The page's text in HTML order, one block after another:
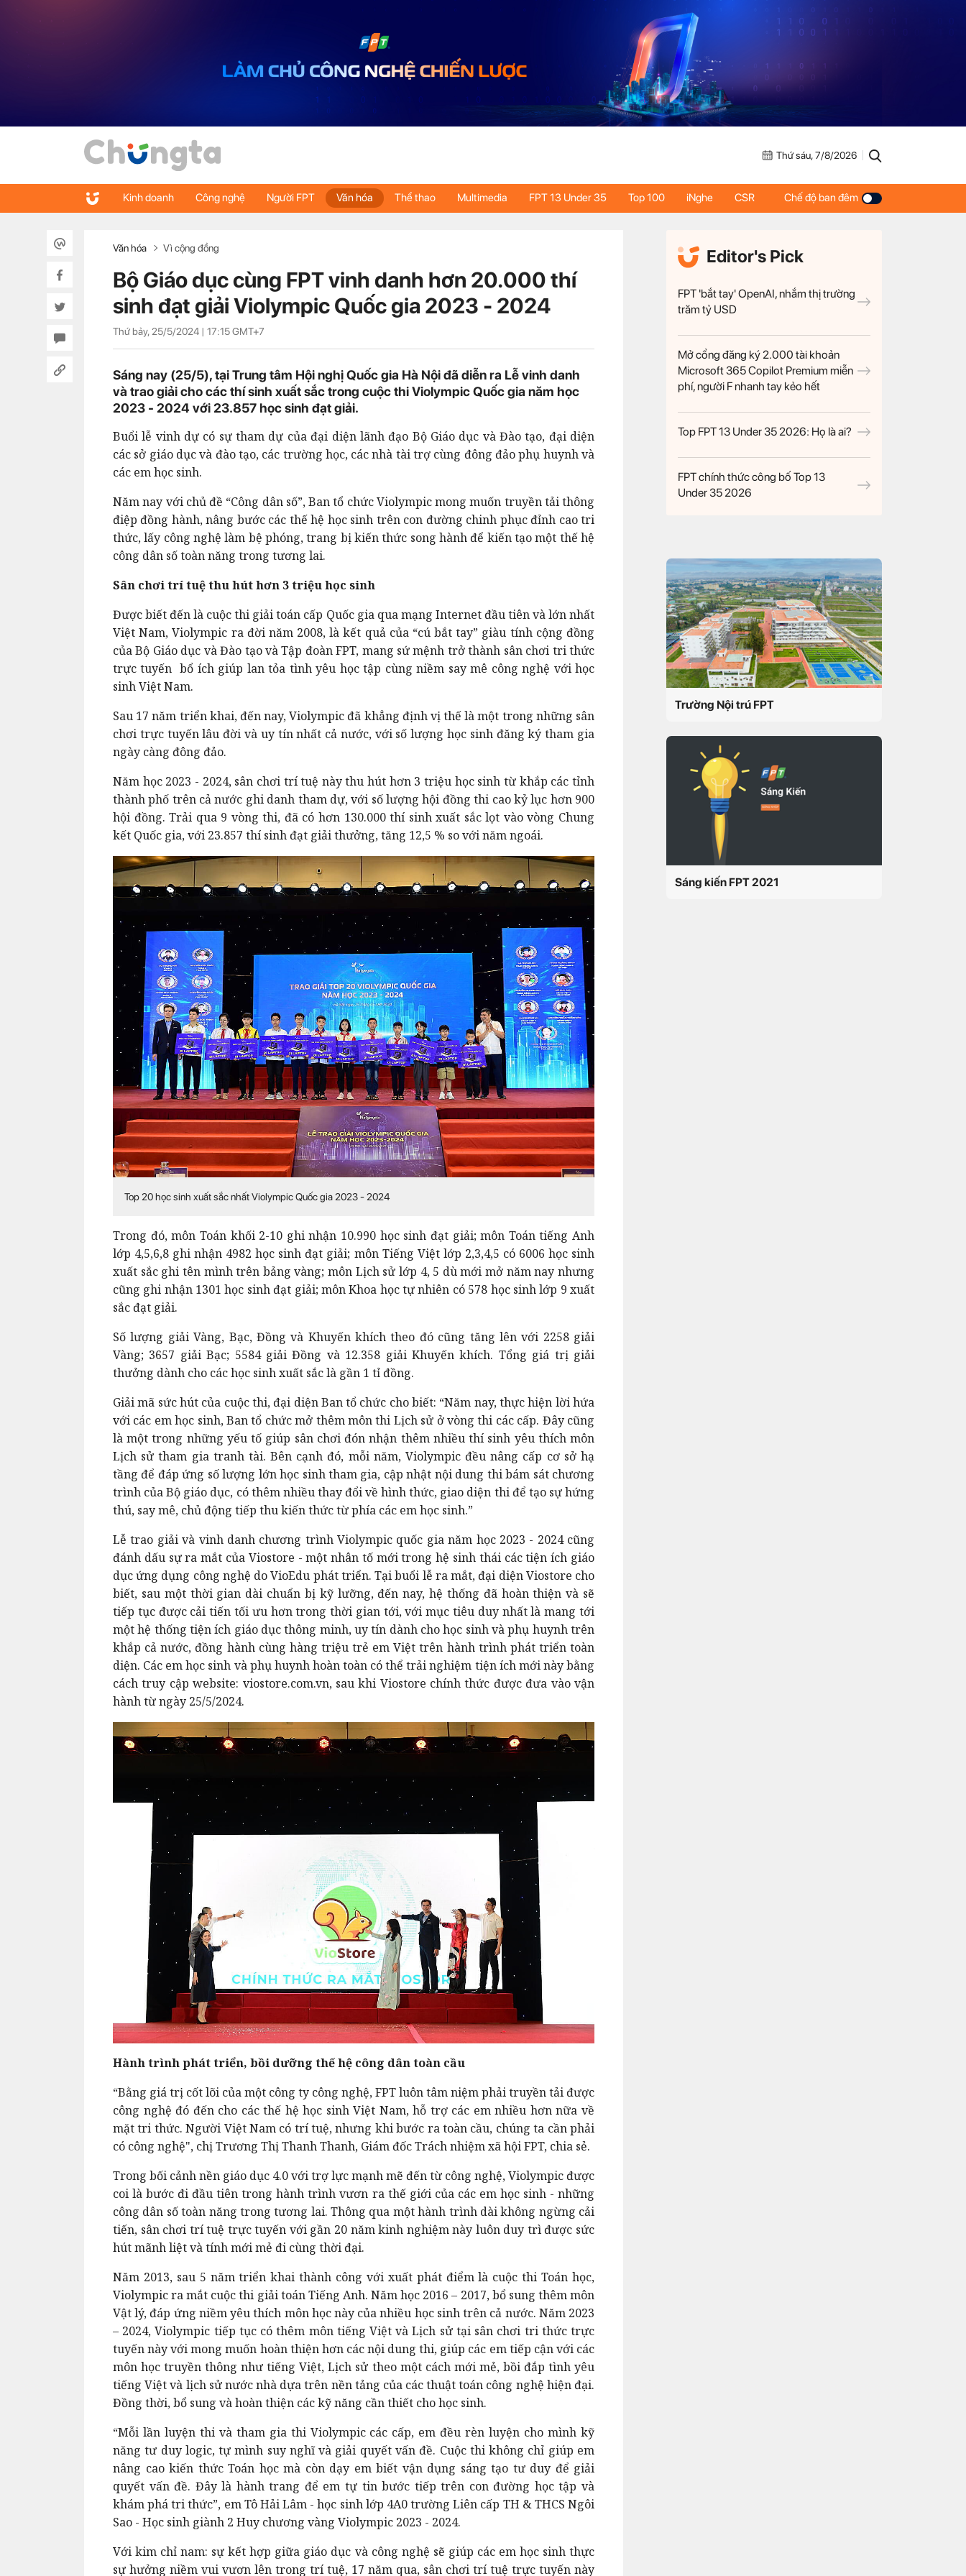
Thứ sáu, 7/8/2026
Kinh doanh Công nghệ Người FPT Văn hóa Thể thao Multimedia FPT 13 Under 35 Top 100 iNghe CSR Chế độ ban đêm
Văn hóa Vì cộng đồng
Bộ Giáo dục cùng FPT vinh danh hơn 20.000 thí
sinh đạt giải Violympic Quốc gia 2023 - 2024
Thứ bảy, 25/5/2024 | 17:15GMT+7
Sáng nay (25/5), tại Trung tâm Hội nghị Quốc gia Hà Nội đã diễn ra Lễ vinh danh
và trao giải cho các thí sinh xuất sắc trong cuộc thi Violympic Quốc gia năm học
2023 - 2024 với 23.857 học sinh đạt giải.
Buổi lễ vinh dự có sự tham dự của đại diện lãnh đạo Bộ Giáo dục và Đào tạo, đại diện
các sở giáo dục và đào tạo, các trường học, các nhà tài trợ cùng đông đảo phụ huynh và
các em học sinh.
Năm nay với chủ đề “Công dân số”, Ban tổ chức Violympic mong muốn truyền tải thông
điệp đồng hành, nâng bước các thế hệ học sinh trên con đường chinh phục đỉnh cao tri
thức, lấy công nghệ làm bệ phóng, trang bị kiến thức song hành để kiến tạo một thế hệ
công dân số toàn năng trong tương lai.
Sân chơi trí tuệ thu hút hơn 3 triệu học sinh
Được biết đến là cuộc thi giải toán cấp Quốc gia qua mạng Internet đầu tiên và lớn nhất
Việt Nam, Violympic ra đời năm 2008, là kết quả của “cú bắt tay” giàu tính cộng đồng
của Bộ Giáo dục và Đào tạo và Tập đoàn FPT, mang sứ mệnh trở thành sân chơi tri thức
trực tuyến bổ ích giúp lan tỏa tình yêu học tập cùng niềm say mê công nghệ với học
sinh Việt Nam.
Sau 17 năm triển khai, đến nay, Violympic đã khẳng định vị thế là một trong những sân
chơi trực tuyến lâu đời và uy tín nhất cả nước, với số lượng học sinh đăng ký tham gia
ngày càng đông đảo.
Năm học 2023 - 2024, sân chơi trí tuệ này thu hút hơn 3 triệu học sinh từ khắp các tỉnh
thành phố trên cả nước ghi danh tham dự, với số lượng hội đồng thi cao kỷ lục hơn 900
hội đồng. Trải qua 9 vòng thi, đã có hơn 130.000 thí sinh xuất sắc lọt vào vòng Chung
kết Quốc gia, với 23.857 thí sinh đạt giải thưởng, tăng 12,5 % so với năm ngoái.
Top 20 học sinh xuất sắc nhất Violympic Quốc gia 2023 - 2024
Trong đó, môn Toán khối 2-10 ghi nhận 10.990 học sinh đạt giải; môn Toán tiếng Anh
lớp 4,5,6,8 ghi nhận 4982 học sinh đạt giải; môn Tiếng Việt lớp 2,3,4,5 có 6006 học sinh
xuất sắc ghi tên mình trên bảng vàng; môn Lịch sử lớp 4, 5 dù mới mở năm nay nhưng
cũng ghi nhận 1301 học sinh đạt giải; môn Khoa học tự nhiên có 578 học sinh lớp 9 xuất
sắc đạt giải.
Số lượng giải Vàng, Bạc, Đồng và Khuyến khích theo đó cũng tăng lên với 2258 giải
Vàng; 3657 giải Bạc; 5584 giải Đồng và 12.358 giải Khuyến khích. Tổng giá trị giải
thưởng dành cho các học sinh xuất sắc là gần 1 tỉ đồng.
Giải mã sức hút của cuộc thi, đại diện Ban tổ chức cho biết: “Năm nay, thực hiện lời hứa
với các em học sinh, Ban tổ chức mở thêm môn thi Lịch sử ở vòng thi các cấp. Đây cũng
là một trong những yếu tố giúp sân chơi đón nhận thêm nhiều thí sinh yêu thích môn
Lịch sử tham gia tranh tài. Bên cạnh đó, mỗi năm, Violympic đều nâng cấp cơ sở hạ
tầng để đáp ứng số lượng lớn học sinh tham gia, cập nhật nội dung thi bám sát chương
trình của Bộ giáo dục, có thêm nhiều thay đổi về hình thức, giao diện thi để tạo sự hứng
thú, say mê, chủ động tiếp thu kiến thức từ phía các em học sinh.”
Lễ trao giải và vinh danh chương trình Violympic quốc gia năm học 2023 - 2024 cũng
đánh dấu sự ra mắt của Viostore - một nhân tố mới trong hệ sinh thái các tiện ích giáo
dục ứng dụng công nghệ do VioEdu phát triển. Tại buổi lễ ra mắt, đại diện Viostore cho
biết, sau một thời gian dài chuẩn bị kỹ lưỡng, đến nay, hệ thống đã hoàn thiện và sẽ
tiếp tục được cải tiến tối ưu hơn trong thời gian tới, với mục tiêu duy nhất là mang tới
một hệ thống tiện ích giáo dục thông minh, uy tín dành cho học sinh và phụ huynh trên
khắp cả nước, đồng hành cùng hàng triệu trẻ em Việt trên hành trình phát triển toàn
diện. Các em học sinh và phụ huynh hoàn toàn có thể trải nghiệm tiện ích mới này bằng
cách truy cập website: viostore.com.vn, sau khi Viostore chính thức được đưa vào vận
hành từ ngày 25/5/2024.
Hành trình phát triển, bồi dưỡng thế hệ công dân toàn cầu
“Bằng giá trị cốt lõi của một công ty công nghệ, FPT luôn tâm niệm phải truyền tải được
công nghệ đó đến cho các thế hệ học sinh Việt Nam, hỗ trợ các em nhiều hơn nữa về
mặt tri thức. Người Việt Nam có trí tuệ, nhưng khi bước ra toàn cầu, chúng ta cần phải
có công nghệ", chị Trương Thị Thanh Thanh, Giám đốc Trách nhiệm xã hội FPT, chia sẻ.
Trong bối cảnh nền giáo dục 4.0 với trợ lực mạnh mẽ đến từ công nghệ, Violympic được
coi là bước đi đầu tiên trong hành trình vươn ra thế giới của các em học sinh - những
công dân số toàn năng trong tương lai. Thông qua một hành trình dài không ngừng cải
tiến, sân chơi trí tuệ trực tuyến với gần 20 năm kinh nghiệm này luôn duy trì được sức
hút mãnh liệt và tính mới mẻ đi cùng thời đại.
Năm 2013, sau 5 năm triển khai thành công với xuất phát điểm là cuộc thi Toán học,
Violympic ra mắt cuộc thi giải toán Tiếng Anh. Năm học 2016 – 2017, bổ sung thêm môn
Vật lý, đáp ứng niềm yêu thích môn học này của nhiều học sinh trên cả nước. Năm 2023
– 2024, Violympic tiếp tục có thêm môn tiếng Việt và Lịch sử tại sân chơi tri thức trực
tuyến này với mong muốn hoàn thiện hơn các nội dung thi, giúp các em tiếp cận với các
môn học truyền thông như tiếng Việt, Lịch sử theo một cách mới mẻ, bồi đắp tình yêu
tiếng Việt và lịch sử nước nhà dựa trên nền tảng của các thuật toán công nghệ hiện đại.
Đồng thời, bổ sung và hoàn thiện các kỹ năng cần thiết cho học sinh.
“Mỗi lần luyện thi và tham gia thi Violympic các cấp, em đều rèn luyện cho mình kỹ
năng tư duy logic, tự mình suy nghĩ và giải quyết vấn đề. Cuộc thi không chỉ giúp em
nâng cao kiến thức Toán học mà còn dạy em biết vận dụng sáng tạo tư duy để giải
quyết vấn đề. Đây là hành trang để em tự tin bước tiếp trên con đường học tập và
khám phá tri thức”, em Tô Hải Lâm - học sinh lớp 4A0 trường Liên cấp TH & THCS Ngôi
Sao - Học sinh giành 2 Huy chương vàng Violympic 2023 - 2024.
Với kim chỉ nam: sự kết hợp giữa giáo dục và công nghệ sẽ giúp các em học sinh thực
sự hưởng niềm vui vươn lên trong trí tuệ, 17 năm qua, sân chơi trí tuệ trực tuyến này
Editor's Pick
FPT 'bắt tay' OpenAI, nhắm thị trường
trăm tỷ USD
Mở cổng đăng ký 2.000 tài khoản
Microsoft 365 Copilot Premium miễn
phí, người F nhanh tay kẻo hết
Top FPT 13 Under 35 2026: Họ là ai?
FPT chính thức công bố Top 13
Under 35 2026
Trường Nội trú FPT
Sáng kiến FPT 2021